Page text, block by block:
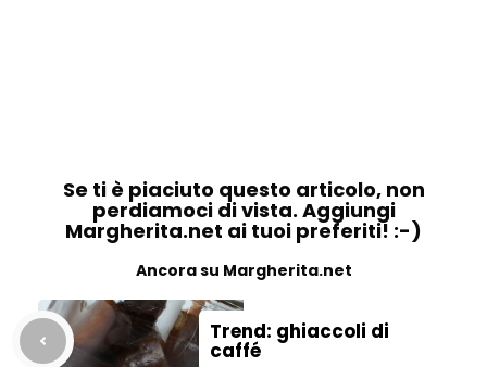
Se ti è piaciuto questo articolo, non
perdiamoci di vista. Aggiungi
Margherita.net ai tuoi preferiti! :-)
Ancora su Margherita.net
Trend: ghiaccoli di
caffé